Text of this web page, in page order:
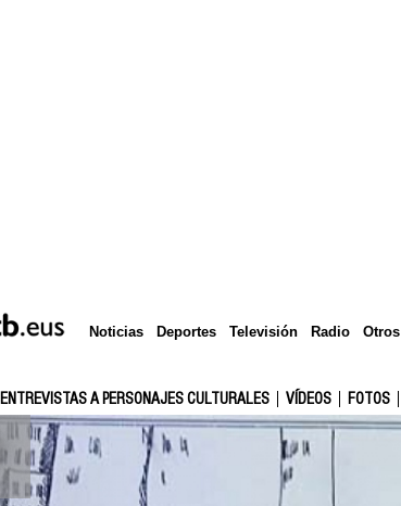
Noticias Deportes Televisión Radio Otros
ENTREVISTAS A PERSONAJES CULTURALES VÍDEOS FOTOS